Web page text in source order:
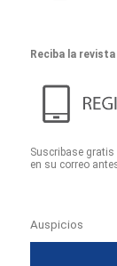
Reciba la
Suscribase
en su correo
Auspicios